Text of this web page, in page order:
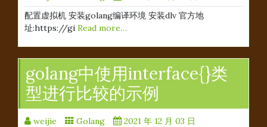
配置虚拟机 安装golang编译环境 安装dlv 官方地
址:https://gi Read more…
golang中使用interface{}类
型进行比较的示例
weijie Golang
2021 年 12 月 03 日